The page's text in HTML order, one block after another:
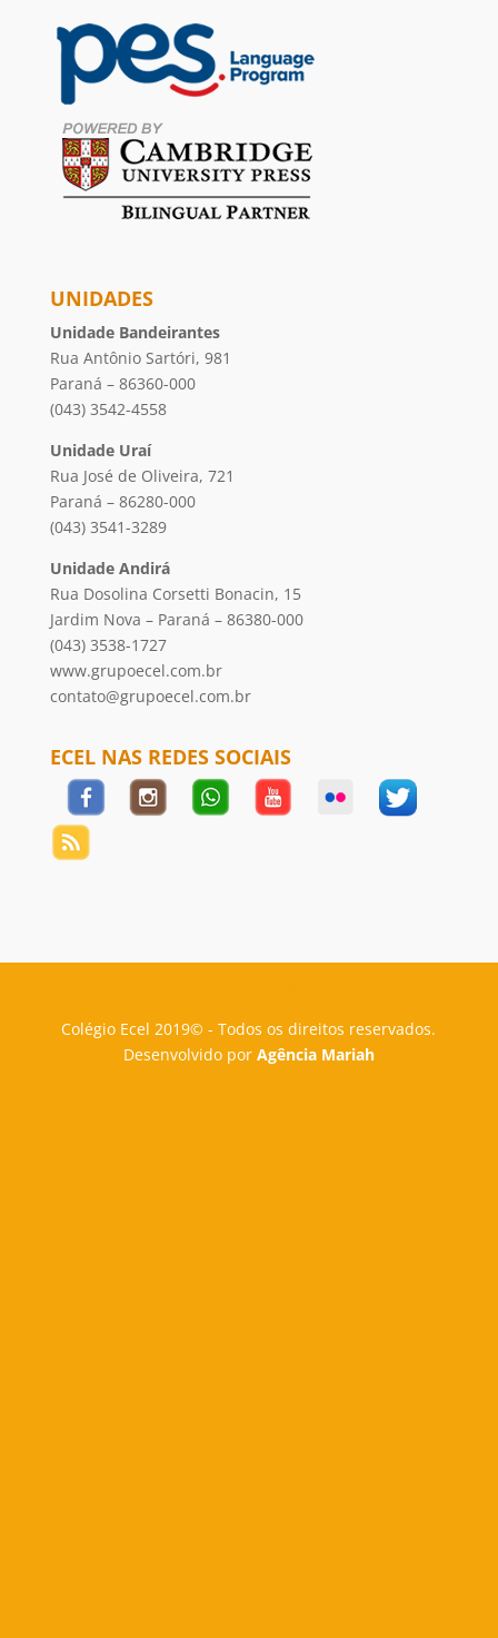
UNIDADES
Unidade Bandeirantes
Rua Antônio Sartóri, 981
Paraná – 86360-000
(043) 3542-4558
Unidade Uraí
Rua José de Oliveira, 721
Paraná – 86280-000
(043) 3541-3289
Unidade Andirá
Rua Dosolina Corsetti Bonacin, 15
Jardim Nova – Paraná – 86380-000
(043) 3538-1727
www.grupoecel.com.br
contato@grupoecel.com.br
ECEL NAS REDES SOCIAIS
Colégio Ecel 2019© - Todos os direitos reservados.
Desenvolvido por Agência Mariah